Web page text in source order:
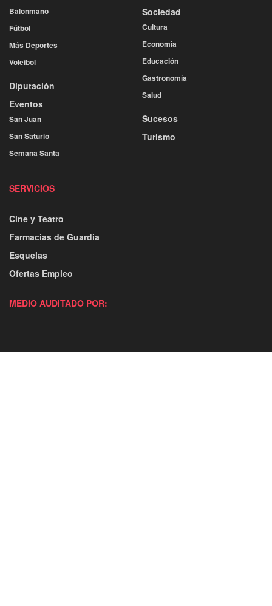
Balonmano
Fútbol
Más Deportes
Voleibol
Diputación
Eventos
San Juan
San Saturio
Semana Santa
Sociedad
Cultura
Economía
Educación
Gastronomía
Salud
Sucesos
Turismo
SERVICIOS
Cine y Teatro
Farmacias de Guardia
Esquelas
Ofertas Empleo
MEDIO AUDITADO POR: